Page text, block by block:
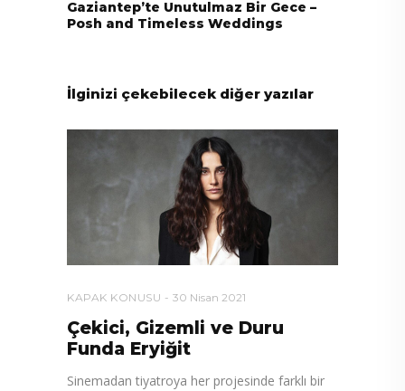
Gaziantep’te Unutulmaz Bir Gece –
Posh and Timeless Weddings
İlginizi çekebilecek diğer yazılar
KAPAK KONUSU 30 Nisan 2021
Çekici, Gizemli ve Duru
Funda Eryiğit
Sinemadan tiyatroya her projesinde farklı bir